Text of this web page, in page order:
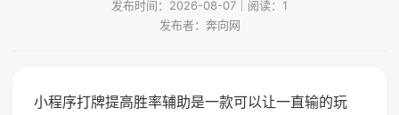
发布时间：2026-08-07｜阅读：1
发布者：奔向网
小程序打牌提高胜率辅助是一款可以让一直输的玩